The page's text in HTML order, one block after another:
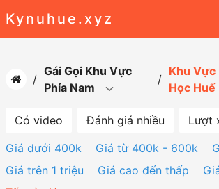
Kynuhue.xyz
Gái Gọi Khu Vực
Phía Nam
Khu
Học Huế
Có video Đánh giá nhiều Lượt
Giá dưới 400k
Giá từ 400k - 600k
Giá trên 1 triệu
Giá cao đến thấp